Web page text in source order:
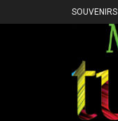
SOUVENIRS